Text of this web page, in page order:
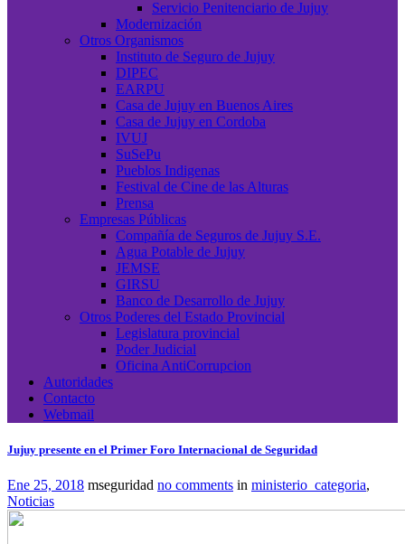
Servicio Penitenciario de Jujuy
Modernización
Otros Organismos
Instituto de Seguro de Jujuy
DIPEC
EARPU
Casa de Jujuy en Buenos Aires
Casa de Jujuy en Cordoba
IVUJ
SuSePu
Pueblos Indigenas
Festival de Cine de las Alturas
Prensa
Empresas Públicas
Compañía de Seguros de Jujuy S.E.
Agua Potable de Jujuy
JEMSE
GIRSU
Banco de Desarrollo de Jujuy
Otros Poderes del Estado Provincial
Legislatura provincial
Poder Judicial
Oficina AntiCorrupcion
Autoridades
Contacto
Webmail
Jujuy presente en el Primer Foro Internacional de Seguridad
Ene 25, 2018 mseguridad no comments in ministerio_categoria,
Noticias